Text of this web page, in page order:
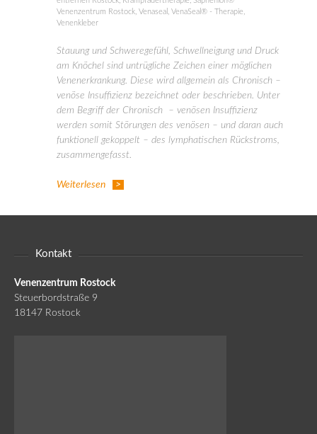
Venenzentrum Rostock Venaseal VenaSeal® - Therapie
Venenkleber
Stauung und Schweregefühl, Schwellneigung und Druck
am Knöchel sind untrügliche Zeichen einer möglichen
Venenerkrankung. Diese wird allgemein als Chronisch –
venöse Insuffizienz bezeichnet oder beschrieben. Unter
dem Begriff der Chronisch – venösen Insuffizienz
werden somit Störungen des venösen – und daran auch
funktionell gekoppelt – des lymphatischen Rückstroms,
zusammengefasst.
Weiterlesen
Kontakt
Venenzentrum Rostock
Steuerbordstraße 9
18147 Rostock